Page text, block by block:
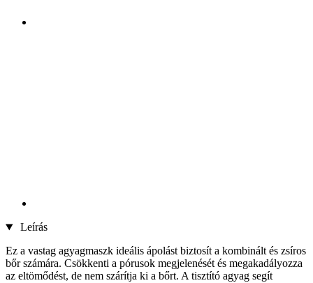
Leírás
Ez a vastag agyagmaszk ideális ápolást biztosít a kombinált és zsíros
bőr számára. Csökkenti a pórusok megjelenését és megakadályozza
az eltömődést, de nem szárítja ki a bőrt. A tisztító agyag segít